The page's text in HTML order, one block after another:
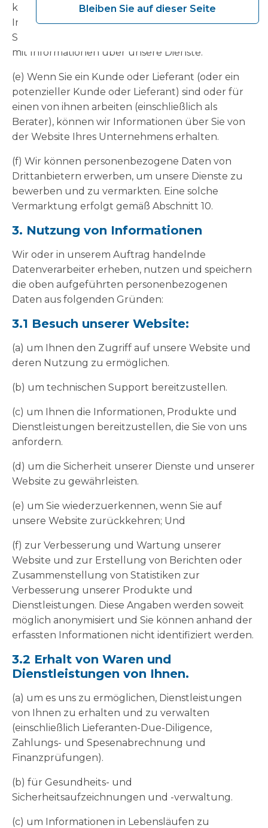
kontaktieren, erfassen wir bestimmte
Informationen über Sie von Ihrer Social-Media-
Seite und durch Ihre Interaktionen mit uns oder
mit Informationen über unsere Dienste.
(e) Wenn Sie ein Kunde oder Lieferant (oder ein
potenzieller Kunde oder Lieferant) sind oder für
einen von ihnen arbeiten (einschließlich als
Berater), können wir Informationen über Sie von
der Website Ihres Unternehmens erhalten.
(f) Wir können personenbezogene Daten von
Drittanbietern erwerben, um unsere Dienste zu
bewerben und zu vermarkten. Eine solche
Vermarktung erfolgt gemäß Abschnitt 10.
3. Nutzung von Informationen
Wir oder in unserem Auftrag handelnde
Datenverarbeiter erheben, nutzen und speichern
die oben aufgeführten personenbezogenen
Daten aus folgenden Gründen:
3.1 Besuch unserer Website:
(a) um Ihnen den Zugriff auf unsere Website und
deren Nutzung zu ermöglichen.
(b) um technischen Support bereitzustellen.
(c) um Ihnen die Informationen, Produkte und
Dienstleistungen bereitzustellen, die Sie von uns
anfordern.
(d) um die Sicherheit unserer Dienste und unserer
Website zu gewährleisten.
(e) um Sie wiederzuerkennen, wenn Sie auf
unsere Website zurückkehren; Und
(f) zur Verbesserung und Wartung unserer
Website und zur Erstellung von Berichten oder
Zusammenstellung von Statistiken zur
Verbesserung unserer Produkte und
Dienstleistungen. Diese Angaben werden soweit
möglich anonymisiert und Sie können anhand der
erfassten Informationen nicht identifiziert werden.
3.2 Erhalt von Waren und
Dienstleistungen von Ihnen.
(a) um es uns zu ermöglichen, Dienstleistungen
von Ihnen zu erhalten und zu verwalten
(einschließlich Lieferanten-Due-Diligence,
Zahlungs- und Spesenabrechnung und
Finanzprüfungen).
(b) für Gesundheits- und
Sicherheitsaufzeichnungen und -verwaltung.
(c) um Informationen in Lebensläufen zu
Bleiben Sie auf dieser Seite